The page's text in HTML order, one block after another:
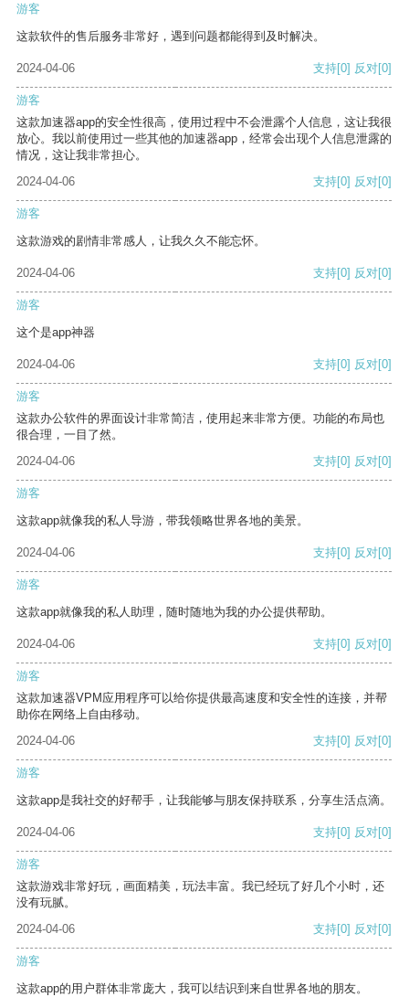
游客
这款软件的售后服务非常好，遇到问题都能得到及时解决。
2024-04-06 支持[0] 反对[0]
游客
这款加速器app的安全性很高，使用过程中不会泄露个人信息，这让我很
放心。我以前使用过一些其他的加速器app，经常会出现个人信息泄露的
情况，这让我非常担心。
2024-04-06
支持[0] 反对[0]
游客
这款游戏的剧情非常感人，让我久久不能忘怀。
2024-04-06 支持[0] 反对[0]
游客
这个是app神器
2024-04-06 支持[0] 反对[0]
游客
这款办公软件的界面设计非常简洁，使用起来非常方便。功能的布局也
很合理，一目了然。
2024-04-06
支持[0] 反对[0]
游客
这款app就像我的私人导游，带我领略世界各地的美景。
2024-04-06 支持[0] 反对[0]
游客
这款app就像我的私人助理，随时随地为我的办公提供帮助。
2024-04-06 支持[0] 反对[0]
游客
这款加速器VPM应用程序可以给你提供最高速度和安全性的连接，并帮
助你在网络上自由移动。
2024-04-06
支持[0] 反对[0]
游客
这款app是我社交的好帮手，让我能够与朋友保持联系，分享生活点滴。
2024-04-06 支持[0] 反对[0]
游客
这款游戏非常好玩，画面精美，玩法丰富。我已经玩了好几个小时，还
没有玩腻。
2024-04-06
支持[0] 反对[0]
游客
这款app的用户群体非常庞大，我可以结识到来自世界各地的朋友。